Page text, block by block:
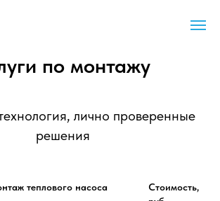
по монтажу
лично проверенные
решения
теплового насоса
Стоимость,